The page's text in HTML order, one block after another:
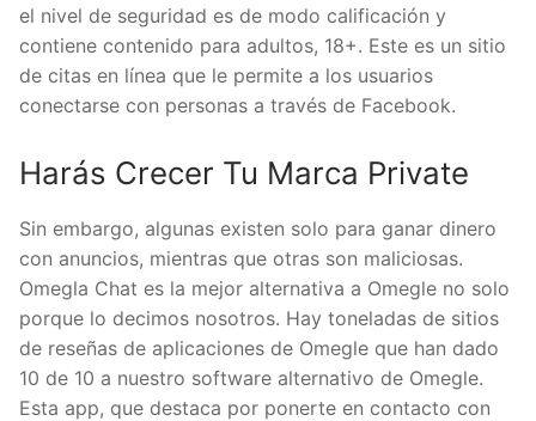
el nivel de seguridad es de modo calificación y
contiene contenido para adultos, 18+. Este es un sitio
de citas en línea que le permite a los usuarios
conectarse con personas a través de Facebook.
Harás Crecer Tu Marca Private
Sin embargo, algunas existen solo para ganar dinero
con anuncios, mientras que otras son maliciosas.
Omegla Chat es la mejor alternativa a Omegle no solo
porque lo decimos nosotros. Hay toneladas de sitios
de reseñas de aplicaciones de Omegle que han dado
10 de 10 a nuestro software alternativo de Omegle.
Esta app, que destaca por ponerte en contacto con